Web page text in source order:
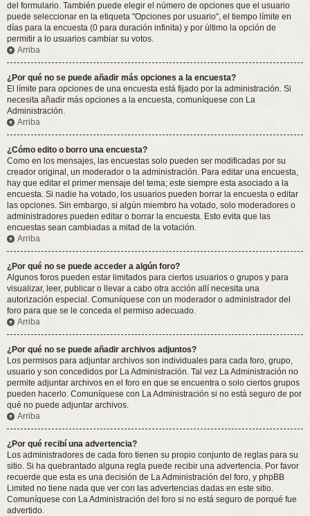
del formulario. También puede elegir el número de opciones que el usuario
puede seleccionar en la etiqueta "Opciones por usuario", el tiempo límite en
días para la encuesta (0 para duración infinita) y por último la opción de
permitir a lo usuarios cambiar su votos.
Arriba
¿Por qué no se puede añadir más opciones a la encuesta?
El límite para opciones de una encuesta está fijado por la administración. Si
necesita añadir más opciones a la encuesta, comuníquese con La
Administración.
Arriba
¿Cómo edito o borro una encuesta?
Como en los mensajes, las encuestas solo pueden ser modificadas por su
creador original, un moderador o la administración. Para editar una encuesta,
hay que editar el primer mensaje del tema; este siempre esta asociado a la
encuesta. Si nadie ha votado, los usuarios pueden borrar la encuesta o editar
las opciones. Sin embargo, si algún miembro ha votado, solo moderadores o
administradores pueden editar o borrar la encuesta. Esto evita que las
encuestas sean cambiadas a mitad de la votación.
Arriba
¿Por qué no se puede acceder a algún foro?
Algunos foros pueden estar limitados para ciertos usuarios o grupos y para
visualizar, leer, publicar o llevar a cabo otra acción allí necesita una
autorización especial. Comuníquese con un moderador o administrador del
foro para que se le conceda el permiso adecuado.
Arriba
¿Por qué no se puede añadir archivos adjuntos?
Los permisos para adjuntar archivos son individuales para cada foro, grupo,
usuario y son concedidos por La Administración. Tal vez La Administración no
permite adjuntar archivos en el foro en que se encuentra o solo ciertos grupos
pueden hacerlo. Comuníquese con La Administración si no está seguro de por
qué no puede adjuntar archivos.
Arriba
¿Por qué recibí una advertencia?
Los administradores de cada foro tienen su propio conjunto de reglas para su
sitio. Si ha quebrantado alguna regla puede recibir una advertencia. Por favor
recuerde que esta es una decisión de La Administración del foro, y phpBB
Limited no tiene nada que ver con las advertencias dadas en este sitio.
Comuníquese con La Administración del foro si no está seguro de porqué fue
advertido.